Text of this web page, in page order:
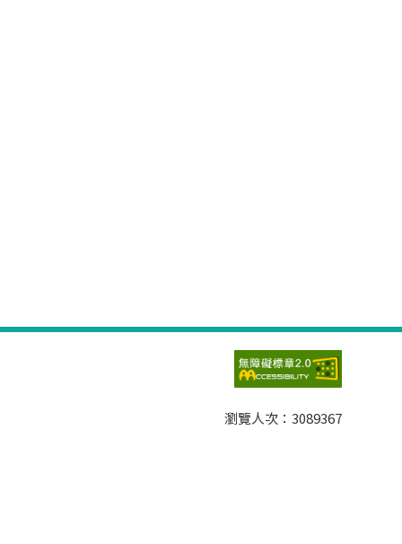
瀏覽人次： 3089367